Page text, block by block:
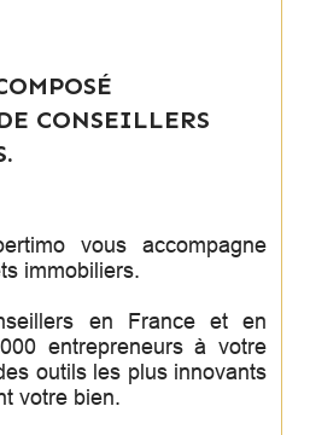
CONSEILLERS
vous accompagne
immobiliers.
en France et en
entrepreneurs à votre
outils les plus innovants
votre bien.